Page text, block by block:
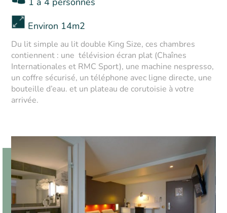
Environ 14m2
Du lit simple au lit double King Size, ces chambres
contiennent : une télévision écran plat (Chaînes
Internationales et RMC Sport), une machine nespresso,
un coffre sécurisé, un téléphone avec ligne directe, une
bouteille d’eau. et un plateau de corutoisie à votre
arrivée.